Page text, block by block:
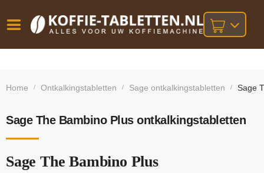
besteld,
bij orders
Home / Ontkalkingstabletten / Sage ontkalkingstabletten / Sage
Sage The Bambino Plus ontkalkingstabletten
Sage The Bambino Plus